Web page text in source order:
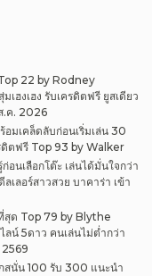
22 by Rodney
งเฮง รับเครดิตฟรี ยูสเดียว
.ค. 2026
มเคล็ดลับก่อนเริ่มเล่น 30
ดิตฟรี Top 93 by Walker
อนเลือกโต๊ะ เล่นได้มั่นใจกว่า
เลอร์สาวสวย บาคาร่า เข้า
สุด Top 79 by Blythe
น์ 5ดาว คนเล่นไม่ต่ำกว่า
2569
สนั่น 100 รับ 300 แนะนำ